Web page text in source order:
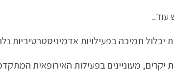
עוד..
יכלול תמיכה בפעילויות אדמיניסטרטיביות
יקרים, מעוניינים בפעילות האירופאית